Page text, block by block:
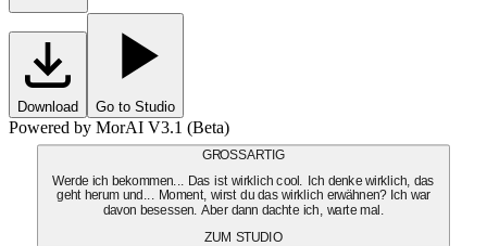
Download Go to Studio
Powered by MorAI V3.1 (Beta)
GROSSARTIG
Werde ich bekommen... Das ist wirklich cool. Ich denke wirklich, das
geht herum und... Moment, wirst du das wirklich erwähnen? Ich war
davon besessen. Aber dann dachte ich, warte mal.
ZUM STUDIO